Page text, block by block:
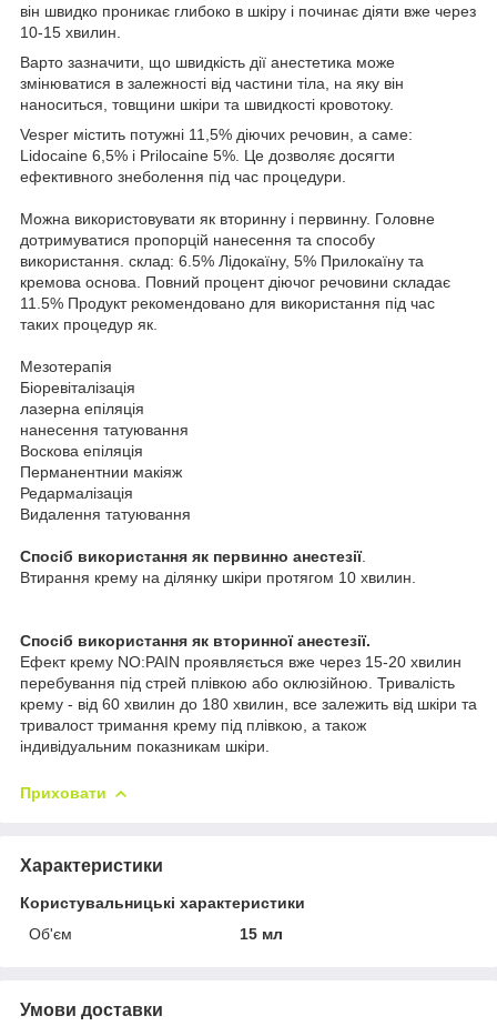
він швидко проникає глибоко в шкіру і починає діяти вже через
10-15 хвилин.
Варто зазначити, що швидкість дії анестетика може
змінюватися в залежності від частини тіла, на яку він
наноситься, товщини шкіри та швидкості кровотоку.
Vesper містить потужні 11,5% діючих речовин, а саме:
Lidocaine 6,5% і Prilocaine 5%. Це дозволяє досягти
ефективного знеболення під час процедури.
Можна використовувати як вторинну і первинну. Головне
дотримуватися пропорцій нанесення та способу
використання. склад: 6.5% Лідокаїну, 5% Прилокаїну та
кремова основа. Повний процент діючог речовини складає
11.5% Продукт рекомендовано для використання під час
таких процедур як.
Мезотерапія
Біоревіталізація
лазерна епіляція
нанесення татуювання
Воскова епіляція
Перманентнии макіяж
Редармалізація
Видалення татуювання
Спосіб використання як первинно анестезії.
Втирання крему на ділянку шкіри протягом 10 хвилин.
Спосіб використання як вторинної анестезії.
Ефект крему NO:PAIN проявляється вже через 15-20 хвилин
перебування під стрей плівкою або оклюзійною. Тривалість
крему - від 60 хвилин до 180 хвилин, все залежить від шкіри та
тривалост тримання крему під плівкою, а також
індивідуальним показникам шкіри.
Приховати
Характеристики
Користувальницькі характеристики
Об'єм
15 мл
Умови доставки